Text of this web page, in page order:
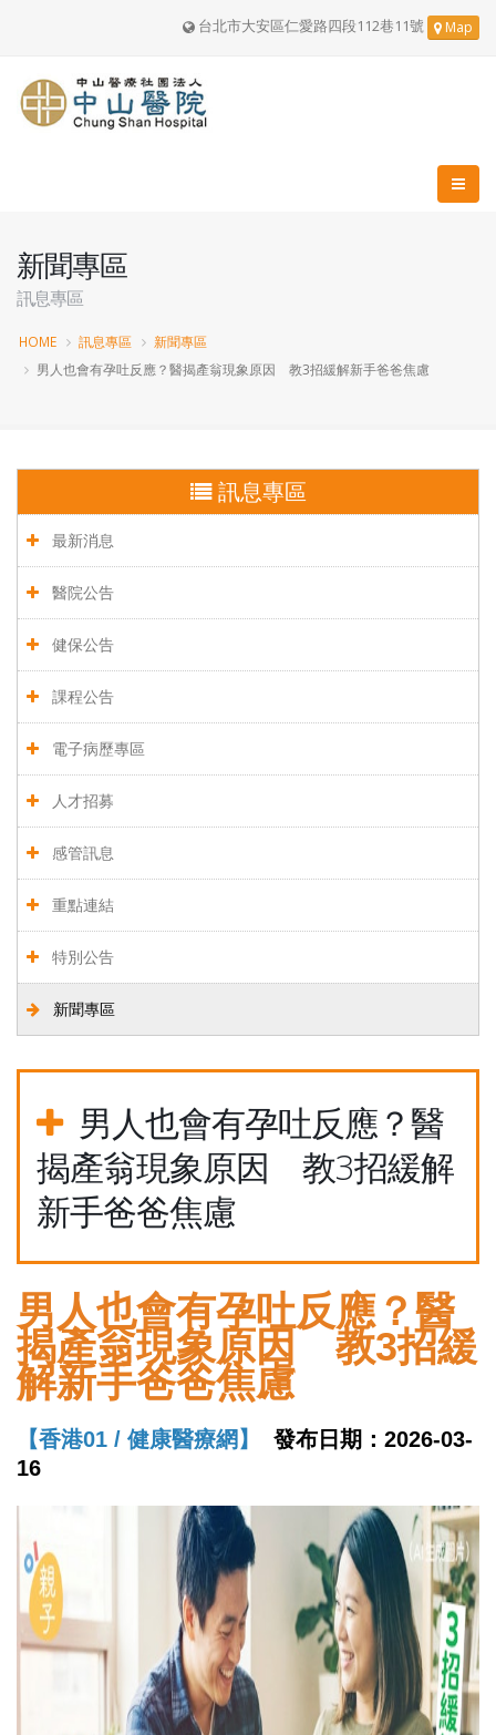
台北市大安區仁愛路四段112巷11號 Map
新聞專區
訊息專區
HOME 訊息專區
新聞專區
男人也會有孕吐反應？醫揭產翁現象原因 教3招緩解新手爸爸焦慮
訊息專區
最新消息
醫院公告
健保公告
課程公告
電子病歷專區
人才招募
感管訊息
重點連結
特別公告
新聞專區
男人也會有孕吐反應？醫
揭產翁現象原因 教3招緩解
新手爸爸焦慮
男人也會有孕吐反應？醫
揭產翁現象原因 教3招緩
解新手爸爸焦慮
【香港01 / 健康醫療網】
發布日期：2026-03-
16